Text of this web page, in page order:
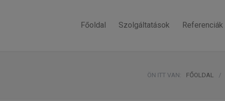
Főoldal Szolgáltatások Referenciák
ÖN ITT VAN: FŐOLDAL /